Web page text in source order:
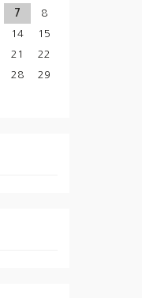
7
8
14
15
21
22
28
29